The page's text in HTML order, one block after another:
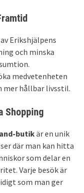
Erikshjälpens
och minska
medvetenheten
hållbar livsstil.
Shopping
butikär en unik
där man kan hitta
som delar en
Varje besök är
som man ger